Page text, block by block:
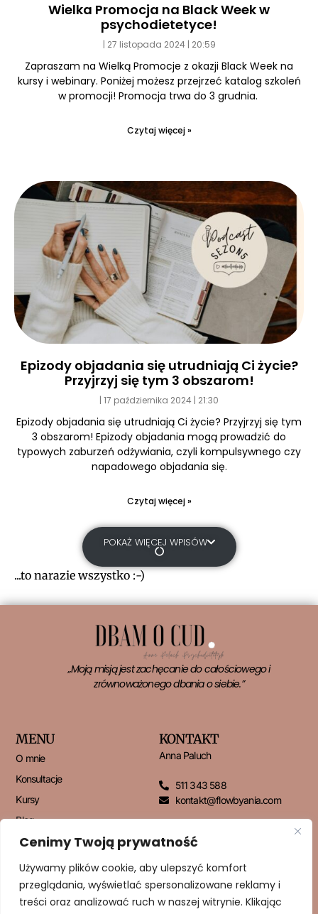
Cenimy Twoją prywatność
Używamy plików cookie, aby ulepszyć komfort
przeglądania, wyświetlać spersonalizowane reklamy i
treści oraz analizować ruch w naszej witrynie. Klikając
Wielka Promocja na Black Week w
psychodietetyce!
27 listopada 2024 20:59
Zapraszam na Wielką Promocje z okazji Black Week na
kursy i webinary. Poniżej możesz przejrzeć katalog szkoleń
w promocji! Promocja trwa do 3 grudnia.
Czytaj więcej »
Epizody objadania się utrudniają Ci życie?
Przyjrzyj się tym 3 obszarom!
17 października 2024 21:30
Epizody objadania się utrudniają Ci życie? Przyjrzyj się tym
3 obszarom! Epizody objadania mogą prowadzić do
typowych zaburzeń odżywiania, czyli kompulsywnego czy
napadowego objadania się.
Czytaj więcej »
POKAŻ WIĘCEJ WPISÓW
...to narazie wszystko :-)
„Moją misją jest zachęcanie do całościowego i
zrównoważonego dbania o siebie.”
MENU
O mnie
Konsultacje
Kursy
Blog
Kontakt
KONTAKT
Anna Paluch
511 343 588
kontakt@flowbyania.com
NEWSLETTER